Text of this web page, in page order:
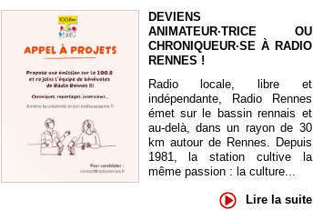
DEVIENS
ANIMATEUR·TRICE OU
CHRONIQUEUR·SE À RADIO
RENNES !
Radio locale, libre et
indépendante, Radio Rennes
émet sur le bassin rennais et
au-delà, dans un rayon de 30
km autour de Rennes. Depuis
1981, la station cultive la
même passion : la culture...
Lire la suite